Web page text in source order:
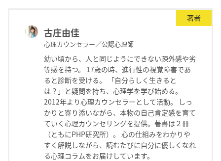
著者
古庄由佳
心理カウンセラー／公認心理師
幼い頃から、人と同じようにできない疎外感や劣
等感を持つ。 17歳の時、進行性の視覚障害であ
ると診断を受ける。 「自分らしく生きると
は？」と疑問を持ち、心理学を学び始める。
2012年より心理カウンセラーとして活動。 しっ
かりと寄り添いながら、本物の自己肯定感を育て
ていく心理カウンセリングを提供。著書は２冊
（ともにPHP研究所）。 心の仕組みをわかりや
すく解説しながら、読むたびに自分に優しくなれ
る心理コラムをお届けしています。